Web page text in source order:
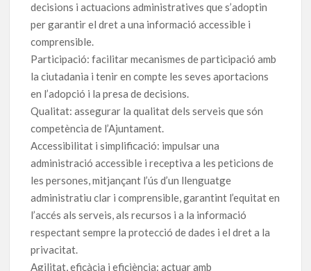
decisions i actuacions administratives que s’adoptin
per garantir el dret a una informació accessible i
comprensible.
Participació: facilitar mecanismes de participació amb
la ciutadania i tenir en compte les seves aportacions
en l’adopció i la presa de decisions.
Qualitat: assegurar la qualitat dels serveis que són
competència de l’Ajuntament.
Accessibilitat i simplificació: impulsar una
administració accessible i receptiva a les peticions de
les persones, mitjançant l’ús d’un llenguatge
administratiu clar i comprensible, garantint l’equitat en
l’accés als serveis, als recursos i a la informació
respectant sempre la protecció de dades i el dret a la
privacitat.
Agilitat, eficàcia i eficiència: actuar amb